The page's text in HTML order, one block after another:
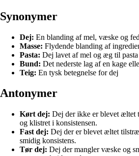
Synonymer
Dej: En blanding af mel, væske og
Masse: Flydende blanding af
Pasta: Dej lavet af mel og æg til pasta
Bund: Det nederste lag af en kage
Teig: En tysk betegnelse for dej
Antonymer
Kørt dej: Dej der ikke er blevet
og klistret i konsistensen.
Fast dej: Dej der er blevet æltet
smidig konsistens.
Tør dej: Dej der mangler væske og